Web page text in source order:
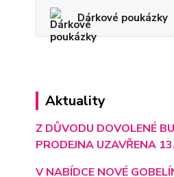
Dárkové poukázky
Aktuality
Z DŮVODU DOVOLENÉ
PRODEJNA UZAVŘENA
V NABÍDCE NOVÉ